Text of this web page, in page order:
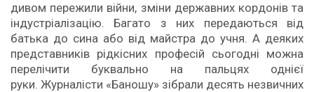
дивом пережили війни, зміни державних кордонів та
індустріалізацію. Багато з них передаються від
батька до сина або від майстра до учня. А деяких
представників рідкісних професій сьогодні можна
перелічити буквально на пальцях однієї
руки. Журналісти «Баношу» зібрали десять незвичних